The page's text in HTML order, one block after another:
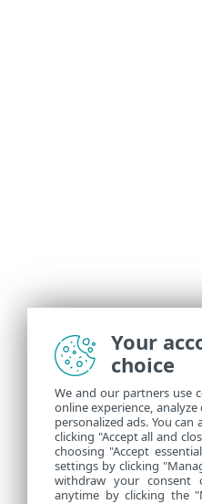
Your
choice
We and our partners use
online experience,
personalized ads. You
clicking "Accept all and
choosing "Accept
settings by clicking
withdraw your consent
anytime by clicking the